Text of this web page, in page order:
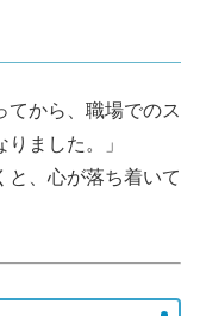
てから、職場でのス
ました。」
と、心が落ち着いて